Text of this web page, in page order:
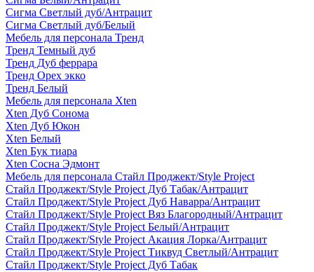
Сигма Светлый дуб/Антрацит
Сигма Светлый дуб/Белый
Мебель для персонала Тренд
Тренд Темный дуб
Тренд Дуб феррара
Тренд Орех экко
Тренд Белый
Мебель для персонала Xten
Xten Дуб Сонома
Xten Дуб Юкон
Xten Белый
Xten Бук тиара
Xten Сосна Эдмонт
Мебель для персонала Стайл Проджект/Style Project
Стайл Проджект/Style Project Дуб Табак/Антрацит
Стайл Проджект/Style Project Дуб Наварра/Антрацит
Стайл Проджект/Style Project Вяз Благородный/Антрацит
Стайл Проджект/Style Project Белый/Антрацит
Стайл Проджект/Style Project Акация Лорка/Антрацит
Стайл Проджект/Style Project Тиквуд Светлый/Антрацит
Стайл Проджект/Style Project Дуб Табак